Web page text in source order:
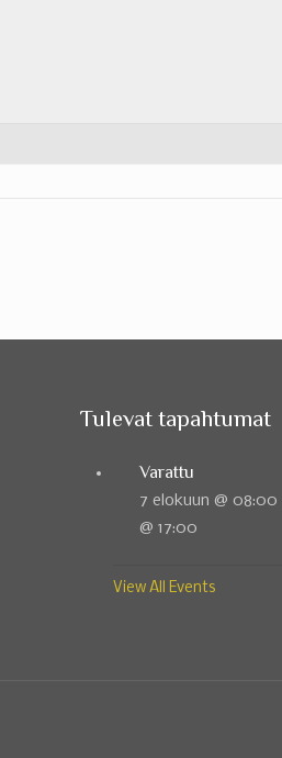
Tulevat tapahtumat
Varattu
7 elokuun @ 08:00
@ 17:00
View All Events